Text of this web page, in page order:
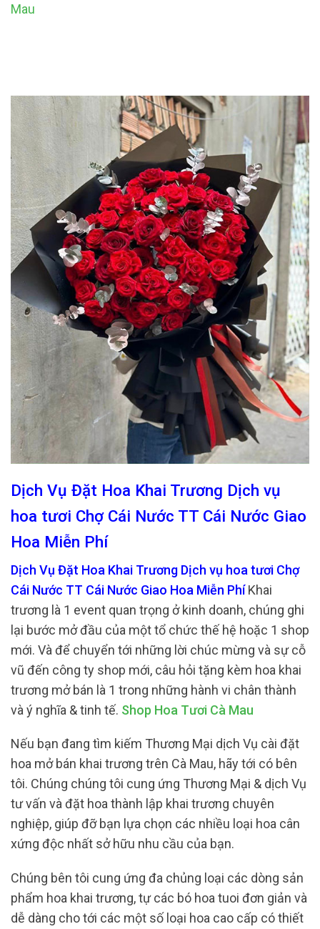
Mau
Dịch Vụ Đặt Hoa Khai Trương Dịch vụ
hoa tươi Chợ Cái Nước TT Cái Nước Giao
Hoa Miễn Phí
Dịch Vụ Đặt Hoa Khai Trương Dịch vụ hoa tươi Chợ
Cái Nước TT Cái Nước Giao Hoa Miễn PhíKhai
trương là 1 event quan trọng ở kinh doanh, chúng ghi
lại bước mở đầu của một tổ chức thế hệ hoặc 1 shop
mới. Và để chuyển tới những lời chúc mừng và sự cỗ
vũ đến công ty shop mới, câu hỏi tặng kèm hoa khai
trương mở bán là 1 trong những hành vi chân thành
và ý nghĩa & tinh tế. Shop Hoa Tươi Cà Mau
Nếu bạn đang tìm kiếm Thương Mại dịch Vụ cài đặt
hoa mở bán khai trương trên Cà Mau, hãy tới có bên
tôi. Chúng chúng tôi cung ứng Thương Mại & dịch Vụ
tư vấn và đặt hoa thành lập khai trương chuyên
nghiệp, giúp đỡ bạn lựa chọn các nhiều loại hoa cân
xứng độc nhất sở hữu nhu cầu của bạn.
Chúng bên tôi cung ứng đa chủng loại các dòng sản
phẩm hoa khai trương, tự các bó hoa tuoi đơn giản và
dễ dàng cho tới các một số loại hoa cao cấp có thiết